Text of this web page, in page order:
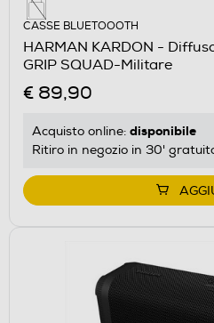
CASSE BLUETOOOTH
HARMAN KARDON -
GRIP SQUAD-Militare
€ 89,90
Acquisto online: disponibile
Ritiro in negozio in 30'